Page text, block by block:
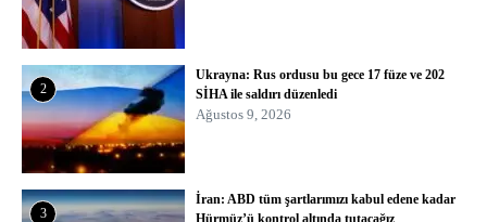
2
Ukrayna: Rus ordusu bu gece 17 füze ve 202
SİHA ile saldırı düzenledi
Ağustos 9, 2026
3
İran: ABD tüm şartlarımızı kabul edene kadar
Hürmüz’ü kontrol altında tutacağız